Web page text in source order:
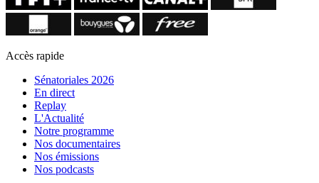
Accès rapide
Sénatoriales 2026
En direct
Replay
L'Actualité
Notre programme
Nos documentaires
Nos émissions
Nos podcasts